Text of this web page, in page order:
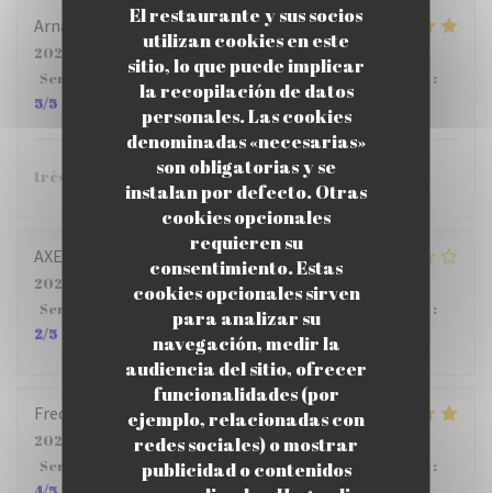
El restaurante y sus socios
utilizan cookies en este
sitio, lo que puede implicar
la recopilación de datos
personales. Las cookies
denominadas «necesarias»
son obligatorias y se
instalan por defecto. Otras
cookies opcionales
requieren su
consentimiento. Estas
cookies opcionales sirven
para analizar su
navegación, medir la
audiencia del sitio, ofrecer
funcionalidades (por
ejemplo, relacionadas con
redes sociales) o mostrar
publicidad o contenidos
Arnaud
2026-07-29
- 12:15 - Invitados 5
Servicio
/5 Ambiente:5/5 Menú: 5/5 Calidad / Precio
:
5/5
très bien.
AXELLE
2026-07-22
- 12:15 - Invitados 4
Servicio
3/5 Menú
:
2/5
Frederic
2026-07-23
- 12:00 - Invitados 5
Servicio
Ambiente:5/5 Menú:4/5 Calidad / Precio
: